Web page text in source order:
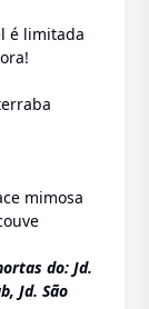
é limitada
mimosa
do: Jd.
Jd. São